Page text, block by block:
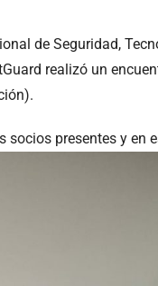
de Seguridad,
realizó un
socios presentes y en